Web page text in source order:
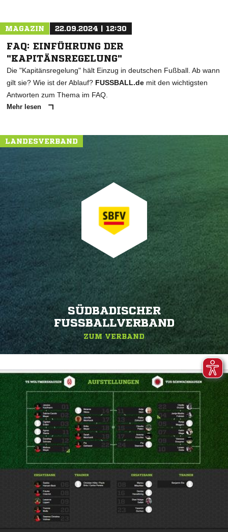
MAGAZIN 22.09.2024 | 12:30
FAQ: EINFÜHRUNG DER
"KAPITÄNSREGELUNG"
Die "Kapitänsregelung" hält Einzug in deutschen Fußball. Ab wann
gilt sie? Wie ist der Ablauf? FUSSBALL.de mit den wichtigsten
Antworten zum Thema im FAQ.
Mehr lesen
LANDESVERBAND
SÜDBADISCHER
FUSSBALLVERBAND
ZUM VERBAND